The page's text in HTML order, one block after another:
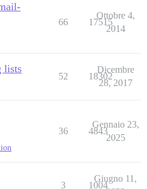
66 17515
Ottobre 4,
2014
lists
52 18302
Dicembre
28, 2017
36 4843
Gennaio 23,
2025
3 1004
Giugno 11,